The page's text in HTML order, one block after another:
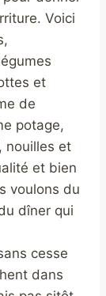
Voici
et
de
potage,
nouilles et
et bien
voulons du
dîner qui
cesse
dans